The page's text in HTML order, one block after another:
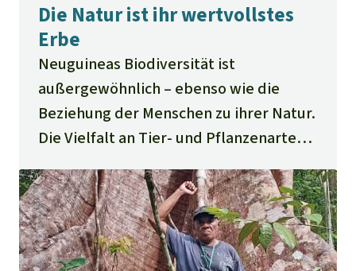
Die Natur ist ihr wertvollstes
Erbe
Neuguineas Biodiversität ist
außergewöhnlich – ebenso wie die
Beziehung der Menschen zu ihrer Natur.
Die Vielfalt an Tier- und Pflanzenarten
der Papua-Völker, sondern auch ihren
Glauben und ihre Kultur.